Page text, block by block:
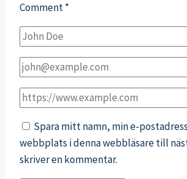
Comment*
Spara mitt namn, min e-
webbplats i denna webbläsare till
skriver en kommentar.